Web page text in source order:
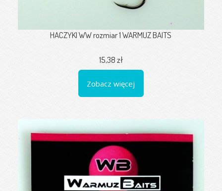
HACZYKI WW rozmiar 1 WARMUZ BAITS
15,38 zł
Zobacz więcej